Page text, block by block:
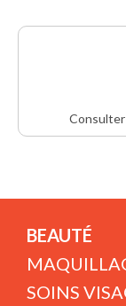
BEAUTÉ
SOINS